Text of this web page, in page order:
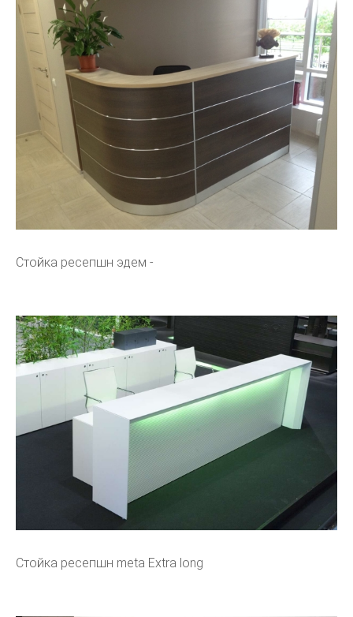
Стойка ресепшн эдем -
Стойка ресепшн meta Extra long